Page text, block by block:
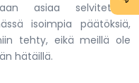
asiaa selvitetään
isoimpia päätöksiä,
tehty, eikä meillä ole
hätäillä.